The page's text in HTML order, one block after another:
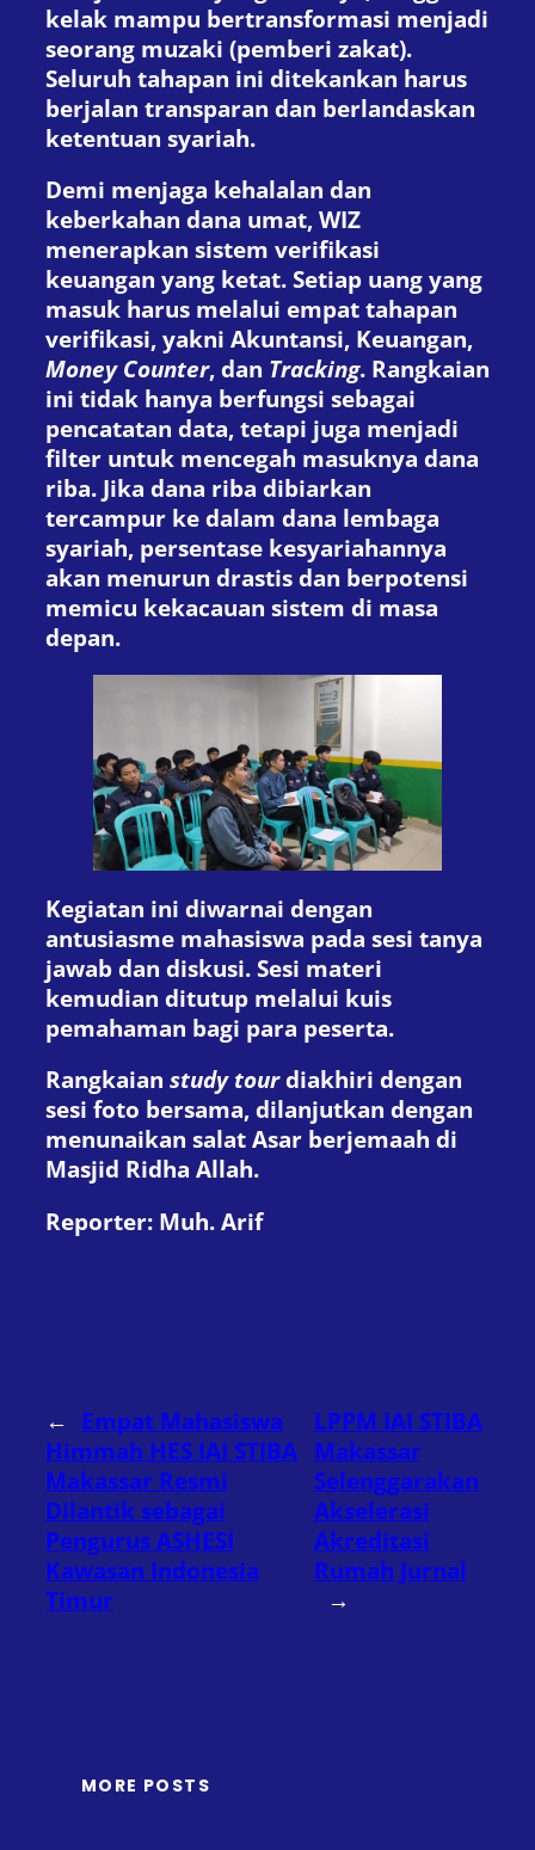
kelak mampu bertransformasi menjadi
seorang muzaki (pemberi zakat).
Seluruh tahapan ini ditekankan harus
berjalan transparan dan berlandaskan
ketentuan syariah.
Demi menjaga kehalalan dan
keberkahan dana umat, WIZ
menerapkan sistem verifikasi
keuangan yang ketat. Setiap uang yang
masuk harus melalui empat tahapan
verifikasi, yakni Akuntansi, Keuangan,
Money Counter, dan Tracking. Rangkaian
ini tidak hanya berfungsi sebagai
pencatatan data, tetapi juga menjadi
filter untuk mencegah masuknya dana
riba. Jika dana riba dibiarkan
tercampur ke dalam dana lembaga
syariah, persentase kesyariahannya
akan menurun drastis dan berpotensi
memicu kekacauan sistem di masa
depan.
Kegiatan ini diwarnai dengan
antusiasme mahasiswa pada sesi tanya
jawab dan diskusi. Sesi materi
kemudian ditutup melalui kuis
pemahaman bagi para peserta.
Rangkaian study tourdiakhiri dengan
sesi foto bersama, dilanjutkan dengan
menunaikan salat Asar berjemaah di
Masjid Ridha Allah.
Reporter: Muh. Arif
← Empat Mahasiswa
Himmah HES IAI STIBA
Makassar Resmi
Dilantik sebagai
Pengurus ASHESI
Kawasan Indonesia
Timur
LPPM IAI STIBA
Makassar
Selenggarakan
Akselerasi
Akreditasi
Rumah Jurnal
→
MORE POSTS